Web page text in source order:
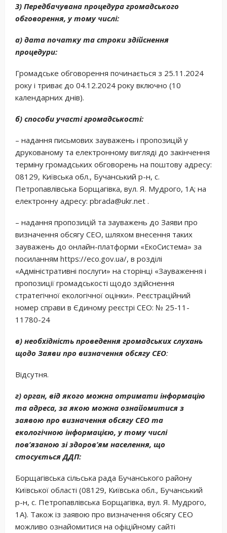
3) Передбачувана процедура громадського
обговорення, у тому числі:
а) дата початку та строки здійснення
процедури:
Громадське обговорення починається з 25.11.2024
року і триває до 04.12.2024 року включно (10
календарних днів).
б) способи участі громадськості:
– надання письмових зауважень і пропозицій у
друкованому та електронному вигляді до закінчення
терміну громадських обговорень на поштову адресу:
08129, Київська обл., Бучанський р-н, с.
Петропавлівська Борщагівка, вул. Я. Мудрого, 1А; на
електронну адресу: pbrada@ukr.net .
– надання пропозицій та зауважень до Заяви про
визначення обсягу СЕО, шляхом внесення таких
зауважень до онлайн-платформи «ЕкоСистема» за
посиланням https://eco.gov.ua/, в розділі
«Адміністративні послуги» на сторінці «Зауваження і
пропозиції громадськості щодо здійснення
стратегічної екологічної оцінки». Реєстраційний
номер справи в Єдиному реєстрі СЕО: № 25-11-
11780-24
в) необхідність проведення громадських слухань
щодо Заяви про визначення обсягу СЕО:
Відсутня.
г) орган, від якого можна отримати інформацію
та адреса, за якою можна ознайомитися з
заявою про визначення обсягу СЕО та
екологічною інформацією, у тому числі
пов’язаною зі здоров’ям населення, що
стосується ДДП:
Борщагівська сільська рада Бучанського району
Київської області (08129, Київська обл., Бучанський
р-н, с. Петропавлівська Борщагівка, вул. Я. Мудрого,
1А). Також із заявою про визначення обсягу СЕО
можливо ознайомитися на офіційному сайті